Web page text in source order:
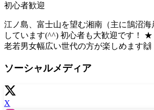
初心者歓迎
江ノ島、富士山を望む湘南（主に鵠沼
しています(^^) 初心者も大歓迎です！
老若男女幅広い世代の方が楽しめます
ソーシャルメディア
X